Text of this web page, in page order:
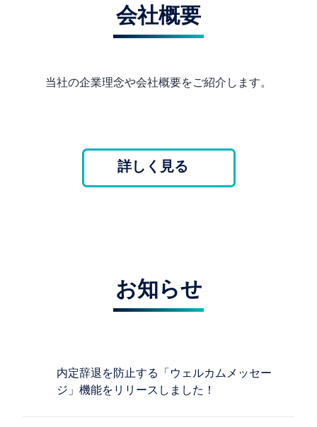
会社概要
当社の企業理念や会社概要をご紹介します。
詳しく見る
お知らせ
内定辞退を防止する「ウェルカムメッセー
ジ」機能をリリースしました！